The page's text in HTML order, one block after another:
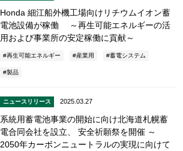
Honda 細江船外機工場向けリチウムイオン蓄
電池設備が稼働 ～再生可能エネルギーの活
用および事業所の安定稼働に貢献～
再生可能エネルギー 産業用 蓄電システム
製品
ニュースリリース 2025.03.27
系統用蓄電池事業の開始に向け北海道札幌蓄
電合同会社を設立、 安全祈願祭を開催 ～
2050年カーボンニュートラルの実現に向けて